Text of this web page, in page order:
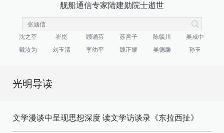
舰船通信专家陆建勋院士逝世
沈之荃 崔崑 顾诵芬 苏哲子 陈毓川
吴咸中
戴汝为
刘玉清 李幼平 魏正耀 吴德馨 孙玉
光明导读
文学漫谈中呈现思想深度 读文学访谈录《东拉西扯》